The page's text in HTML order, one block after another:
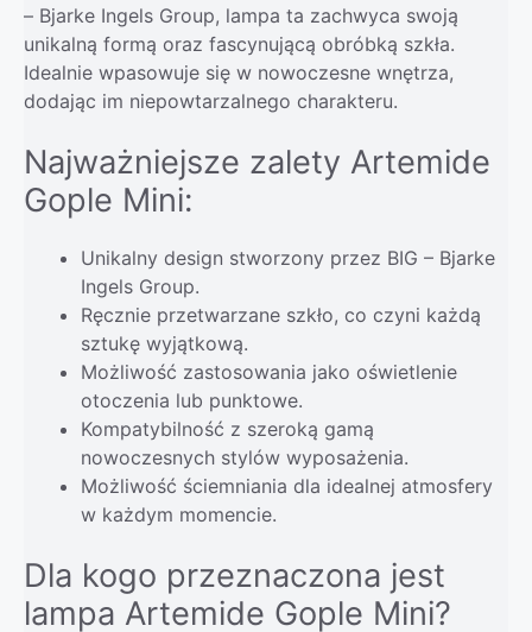
– Bjarke Ingels Group, lampa ta zachwyca swoją
unikalną formą oraz fascynującą obróbką szkła.
Idealnie wpasowuje się w nowoczesne wnętrza,
dodając im niepowtarzalnego charakteru.
Najważniejsze zalety Artemide
Gople Mini:
Unikalny design stworzony przez BIG – Bjarke
Ingels Group.
Ręcznie przetwarzane szkło, co czyni każdą
sztukę wyjątkową.
Możliwość zastosowania jako oświetlenie
otoczenia lub punktowe.
Kompatybilność z szeroką gamą
nowoczesnych stylów wyposażenia.
Możliwość ściemniania dla idealnej atmosfery
w każdym momencie.
Dla kogo przeznaczona jest
lampa Artemide Gople Mini?